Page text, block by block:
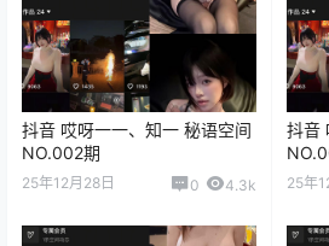
抖音 哎呀一一、知一 秘语空间
NO.002期
25年12月28日 0 4.3k
抖音
25年